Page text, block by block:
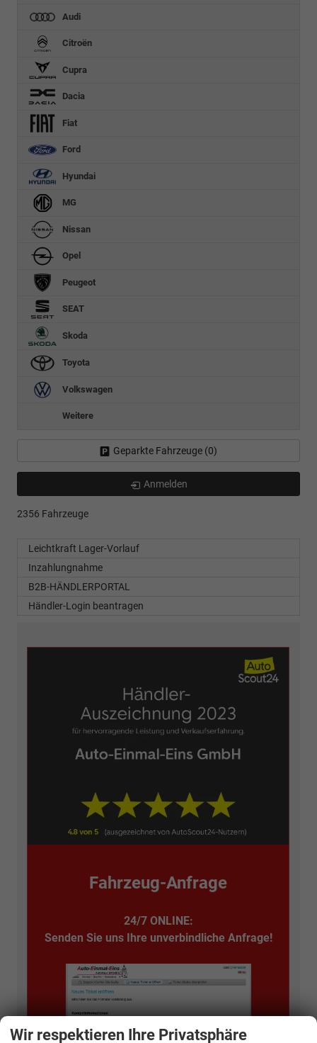
Audi
Citroën
Cupra
Dacia
Fiat
Ford
Hyundai
MG
Nissan
Opel
Peugeot
SEAT
Skoda
Toyota
Volkswagen
Weitere
Geparkte Fahrzeuge (0)
Anmelden
2356 Fahrzeuge
Leichtkraft Lager-Vorlauf
Inzahlungnahme
B2B-HÄNDLERPORTAL
Händler-Login beantragen
Fahrzeug-Anfrage
24/7 ONLINE:
Senden Sie uns Ihre unverbindliche Anfrage!
Wir respektieren Ihre Privatsphäre